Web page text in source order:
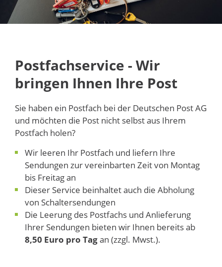
Postfachservice - Wir
bringen Ihnen Ihre Post
Sie haben ein Postfach bei der Deutschen Post AG
und möchten die Post nicht selbst aus Ihrem
Postfach holen?
Wir leeren Ihr Postfach und liefern Ihre
Sendungen zur vereinbarten Zeit von Montag
bis Freitag an
Dieser Service beinhaltet auch die Abholung
von Schaltersendungen
Die Leerung des Postfachs und Anlieferung
Ihrer Sendungen bieten wir Ihnen bereits ab
8,50 Euro pro Tagan (zzgl. Mwst.).